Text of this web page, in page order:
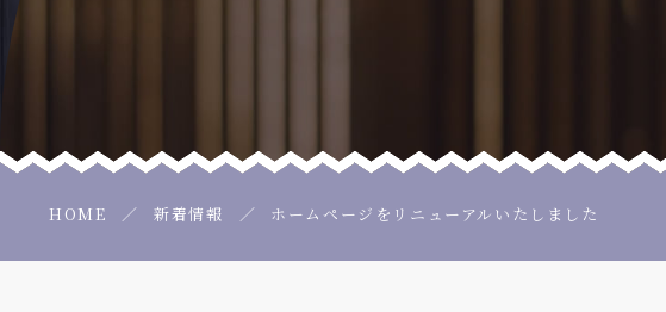
HOME 新着情報 ホームページをリニューアルいたしました